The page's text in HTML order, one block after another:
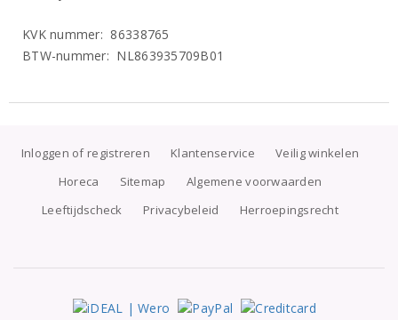
KVK nummer: 86338765
BTW-nummer: NL863935709B01
Inloggen of registreren Klantenservice
Veilig winkelen
Horeca
Sitemap
Algemene voorwaarden
Leeftijdscheck
Privacybeleid Herroepingsrecht